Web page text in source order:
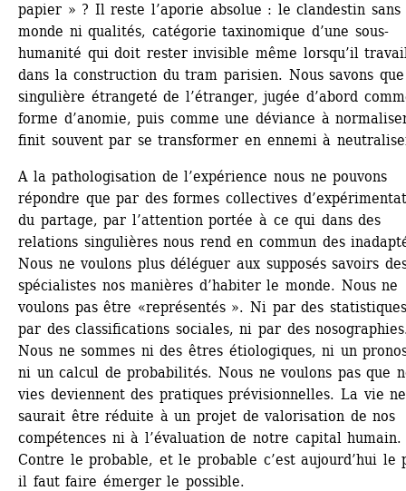
papier » ? Il reste l’aporie absolue : le clandestin sans
monde ni qualités, catégorie taxinomique d’une sous-
humanité qui doit rester invisible même lorsqu’il
dans la construction du tram parisien. Nous savons
singulière étrangeté de l’étranger, jugée d’abord
forme d’anomie, puis comme une déviance à
finit souvent par se transformer en ennemi à
A la pathologisation de l’expérience nous ne pouvons
répondre que par des formes collectives
du partage, par l’attention portée à ce qui dans des
relations singulières nous rend en commun des
Nous ne voulons plus déléguer aux supposés savoirs
spécialistes nos manières d’habiter le monde. Nous ne
voulons pas être «représentés ». Ni par des
par des classifications sociales, ni par des
Nous ne sommes ni des êtres étiologiques, ni un
ni un calcul de probabilités. Nous ne voulons pas que
vies deviennent des pratiques prévisionnelles. La vie ne
saurait être réduite à un projet de valorisation de nos
compétences ni à l’évaluation de notre capital humain.
Contre le probable, et le probable c’est aujourd’hui le
il faut faire émerger le possible.